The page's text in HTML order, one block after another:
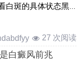
白斑的具体状态黑
27 次阅读
白癜风前兆